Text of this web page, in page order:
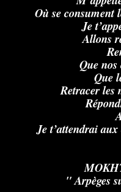
Où se consument
Je
Allons
Que nos
Que
Retracer les
Je t’attendrai
" Arpèges